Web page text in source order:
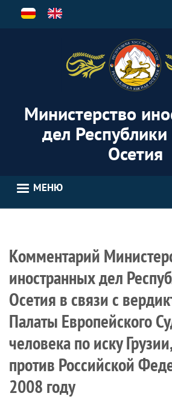
Перейти
Министерство
дел
Осетия
МЕНЮ
Комментарий
иностранных дел
Осетия в связи с
Палаты Европейского
человека по иску
против Российской
2008 году